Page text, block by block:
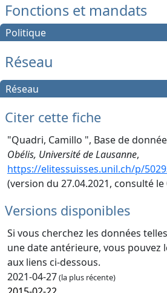
Fonctions et mandats
Politique
Réseau
Réseau
Citer cette fiche
"Quadri, Camillo ", Base de
Obélis, Université de Lausanne,
https://elitessuisses.unil.ch/p/
(version du 27.04.2021, consulté le
Versions disponibles
Si vous cherchez les données
une date antérieure, vous pouvez
aux liens ci-dessous.
2021-04-27(la plus récente)